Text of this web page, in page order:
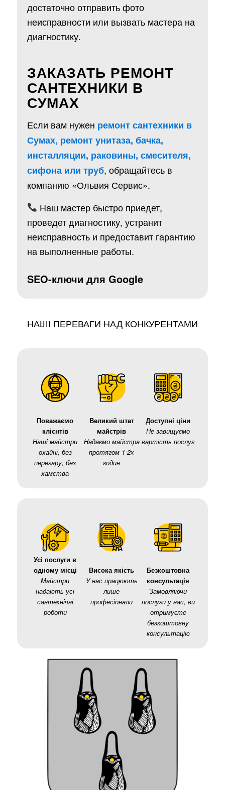
достаточно отправить фото
неисправности или вызвать мастера на
диагностику.
ЗАКАЗАТЬ РЕМОНТ
САНТЕХНИКИ В
СУМАХ
Если вам нужен ремонт сантехники в
Сумах, ремонт унитаза, бачка,
инсталляции, раковины, смесителя,
сифона или труб, обращайтесь в
компанию «Ольвия Сервис».
Наш мастер быстро приедет,
проведет диагностику, устранит
неисправность и предоставит гарантию
на выполненные работы.
SEO-ключи для Google
НАШІ ПЕРЕВАГИ НАД КОНКУРЕНТАМИ
Поважаємо
клієнтів
Наші майстри
охайні, без
перегару, без
хамства
Великий штат
майстрів
Надаємо майстра
протягом 1-2х
годин
Доступні ціни
Не завищуємо
вартість послуг
Усі послуги в
одному місці
Майстри
надають усі
сантехнічні
роботи
Висока якість
У нас працюють
лише
професіонали
Безкоштовна
консультація
Замовляючи
послуги у нас, ви
отримуєте
безкоштовну
консультацію